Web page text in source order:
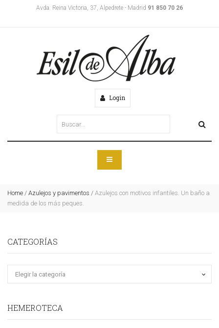
Avda. Reina Victoria, 37, Alpedrete - Madrid 91 850 70 26
Login
Home / Azulejos y pavimentos / Azulejos con motivos infantiles. Un baño a
medida de los más peques.
CATEGORÍAS
HEMEROTECA